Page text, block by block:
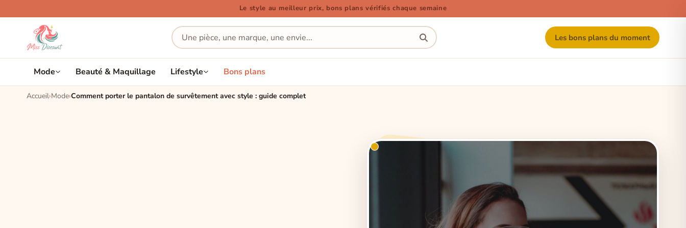
Le style au meilleur prix, bons plans vérifiés chaque semaine
Les bons plans du moment
Mode Beauté & Maquillage Lifestyle Bons plans
Accueil Mode Comment porter le pantalon de survêtement avec style : guide complet